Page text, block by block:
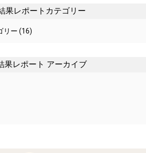
果レポートカテゴリー
リー (16)
果レポート アーカイブ